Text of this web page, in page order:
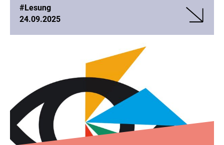
#Lesung
24.09.2025